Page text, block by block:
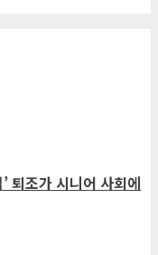
퇴조가 시니어 사회에